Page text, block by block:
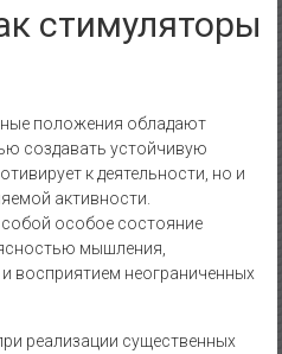
стимуляторы
положения обладают
создавать устойчивую
к деятельности, но и
активности.
особое состояние
мышления,
восприятием неограниченных
реализации существенных